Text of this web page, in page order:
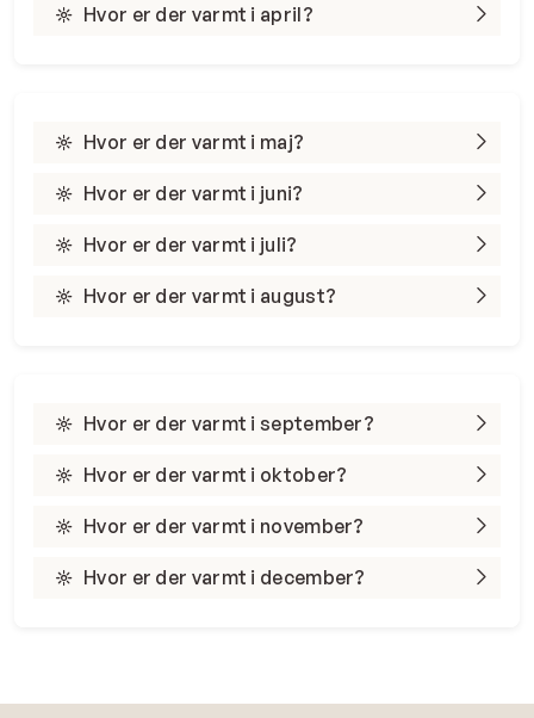
Hvor er der varmt i april?
Hvor er der varmt i maj?
Hvor er der varmt i juni?
Hvor er der varmt i juli?
Hvor er der varmt i august?
Hvor er der varmt i september?
Hvor er der varmt i oktober?
Hvor er der varmt i november?
Hvor er der varmt i december?